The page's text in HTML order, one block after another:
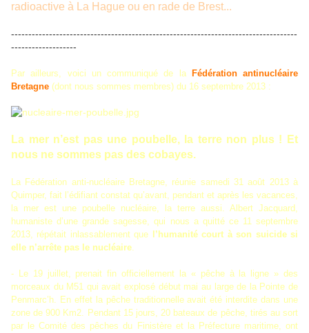
radioactive à La Hague ou en rade de Brest...
-----------------------------------------------------------------------------------
-------------------
Par ailleurs, voici un communiqué de la
Fédération antinucléaire
Bretagne (dont nous sommes membres) du 16 septembre 2013 :
La mer n’est pas une poubelle, la terre non plus ! Et
nous ne sommes pas des cobayes.
La Fédération anti-nucléaire Bretagne, réunie samedi 31 août 2013 à
Quimper, fait l’édifiant constat qu’avant, pendant et après les vacances,
la mer est une poubelle nucléaire, la terre aussi. Albert Jacquard,
humaniste d’une grande sagesse, qui nous a quitté ce 11 septembre
2013, répétait inlassablement que
l’humanité court à son suicide si
elle n’arrête pas le nucléaire.
- Le 19 juillet, prenait fin officiellement la « pêche à la ligne » des
morceaux du M51 qui avait explosé début mai au large de la Pointe de
Penmarc’h. En effet la pêche traditionnelle avait été interdite dans une
zone de 900 Km2. Pendant 15 jours, 20 bateaux de pêche, tirés au sort
par le Comité des pêches du Finistère et la Préfecture maritime, ont